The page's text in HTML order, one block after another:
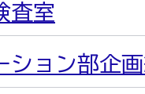
査室
ション部企